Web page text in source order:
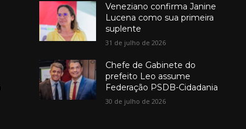
Veneziano confirma Janine
Lucena como sua primeira
suplente
31 de julho de 2026
Chefe de Gabinete do
prefeito Leo assume
Federação PSDB-Cidadania
30 de julho de 2026